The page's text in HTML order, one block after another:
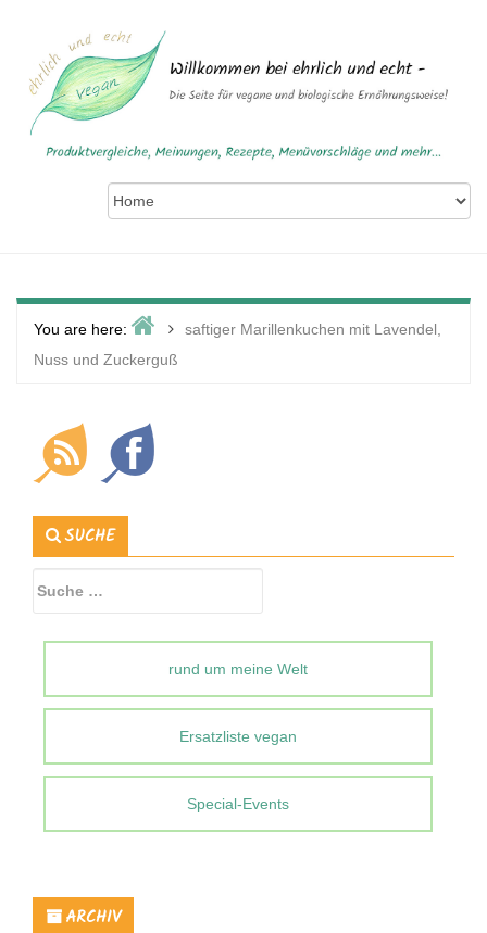
content
You are here: Homesaftiger Marillenkuchen mit Lavendel,
Nuss und Zuckerguß
Primary
Sidebar
SUCHE
Suche
rund um meine Welt
Ersatzliste vegan
Special-Events
ARCHIV